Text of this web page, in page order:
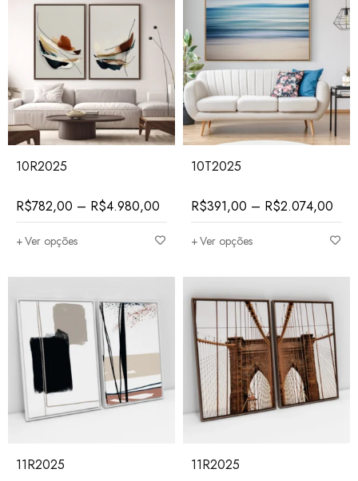
10R2025
R$782,00 – R$4.980,00
Ver opções
10T2025
R$391,00 – R$2.074,00
Ver opções
11R2025 11R2025